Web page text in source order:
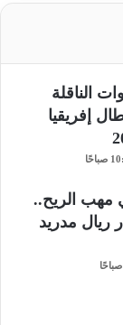
الناقلة
إفريقيا
في مهب الريح..
مدريد